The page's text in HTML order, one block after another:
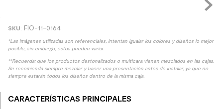
10. columna ducha
: FIO-11-0164
*Las imágenes utilizadas son referenciales, intentan igualar los colores y diseños lo mejor
posible, sin embargo, estos pueden variar.
**Recuerda: que los productos destonalizados o multicara vienen mezclados en las cajas.
Se recomienda siempre mezclar y hacer una presentación antes de instalar, ya que no
siempre estarán todos los diseños dentro de la misma caja.
CARACTERÍSTICAS PRINCIPALES